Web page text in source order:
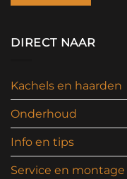
DIRECT NAAR
Kachels en haarden
Onderhoud
Info en tips
Service en montage